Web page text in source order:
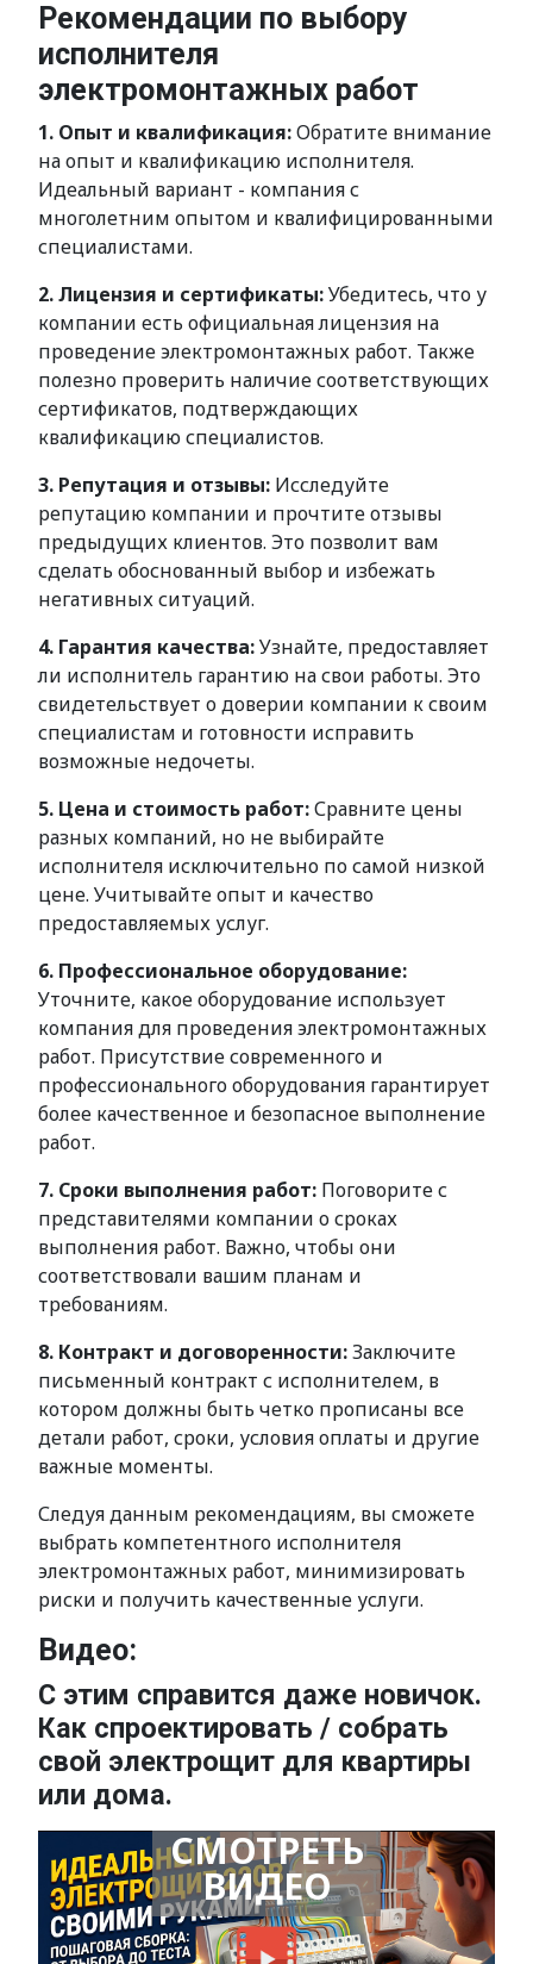
Рекомендации по выбору
исполнителя
электромонтажных работ
1. Опыт и квалификация:Обратите внимание
на опыт и квалификацию исполнителя.
Идеальный вариант - компания с
многолетним опытом и квалифицированными
специалистами.
2. Лицензия и сертификаты:Убедитесь, что у
компании есть официальная лицензия на
проведение электромонтажных работ. Также
полезно проверить наличие соответствующих
сертификатов, подтверждающих
квалификацию специалистов.
3. Репутация и отзывы: Исследуйте
репутацию компании и прочтите отзывы
предыдущих клиентов. Это позволит вам
сделать обоснованный выбор и избежать
негативных ситуаций.
4. Гарантия качества:Узнайте, предоставляет
ли исполнитель гарантию на свои работы. Это
свидетельствует о доверии компании к своим
специалистам и готовности исправить
возможные недочеты.
5. Цена и стоимость работ:Сравните цены
разных компаний, но не выбирайте
исполнителя исключительно по самой низкой
цене. Учитывайте опыт и качество
предоставляемых услуг.
6. Профессиональное оборудование:
Уточните, какое оборудование использует
компания для проведения электромонтажных
работ. Присутствие современного и
профессионального оборудования гарантирует
более качественное и безопасное выполнение
работ.
7. Сроки выполнения работ: Поговорите с
представителями компании о сроках
выполнения работ. Важно, чтобы они
соответствовали вашим планам и
требованиям.
8. Контракт и договоренности:Заключите
письменный контракт с исполнителем, в
котором должны быть четко прописаны все
детали работ, сроки, условия оплаты и другие
важные моменты.
Следуя данным рекомендациям, вы сможете
выбрать компетентного исполнителя
электромонтажных работ, минимизировать
риски и получить качественные услуги.
Видео:
С этим справится даже новичок.
Как спроектировать / собрать
свой электрощит для квартиры
или дома.
СМОТРЕТЬ
ВИДЕО